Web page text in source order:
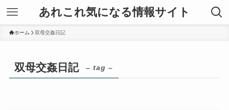
あれこれ気になる情報サイト
ホーム 双母交姦日記
双母交姦日記 – tag –